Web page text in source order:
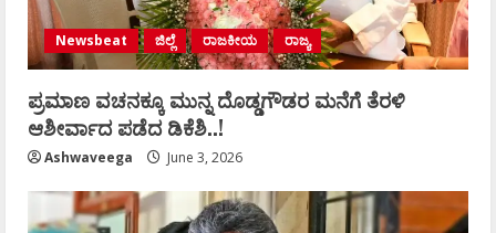
Newsbeat ಜಿಲ್ಲೆ ರಾಜಕೀಯ ರಾಜ್ಯ
ಪ್ರಮಾಣ ವಚನಕ್ಕೂ ಮುನ್ನ ದೊಡ್ಡಗೌಡರ ಮನೆಗೆ ತೆರಳಿ
ಆಶೀರ್ವಾದ ಪಡೆದ ಡಿಕೆಶಿ..!
Ashwaveega June 3, 2026